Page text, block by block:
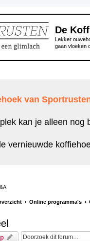
De
Lekker
gaan vloeken
van
kan je alleen nog
vernieuwde
Online programma's